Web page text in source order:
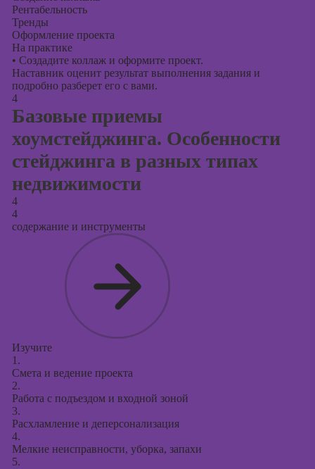
Рентабельность
Тренды
Оформление проекта
На практике
• Создадите коллаж и оформите проект.
Наставник оценит результат выполнения задания и
подробно разберет его с вами.
4
Базовые приемы
хоумстейджинга. Особенности
стейджинга в разных типах
недвижимости
4
4
содержание и инструменты
Изучите
1.
Смета и ведение проекта
2.
Работа с подъездом и входной зоной
3.
Расхламление и деперсонализация
4.
Мелкие неисправности, уборка, запахи
5.